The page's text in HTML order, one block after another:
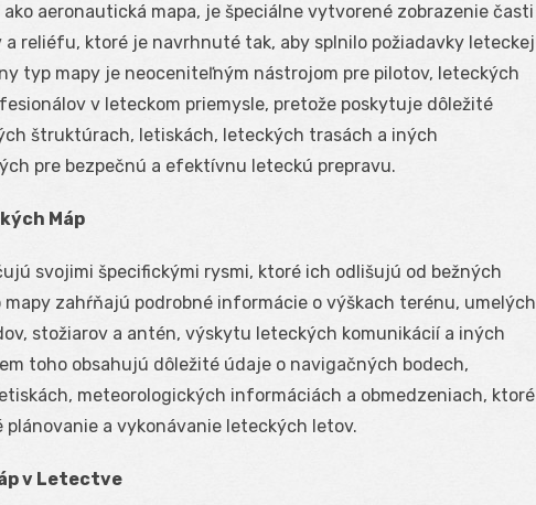
aeronautická mapa, je špeciálne vytvorené zobrazenie časti
a reliéfu, ktoré je navrhnuté tak, aby splnilo požiadavky leteckej
typ mapy je neoceniteľným nástrojom pre pilotov, leteckých
v leteckom priemysle, pretože poskytuje dôležité
štruktúrach, letiskách, leteckých trasách a iných
pre bezpečnú a efektívnu leteckú prepravu.
Máp
svojimi špecifickými rysmi, ktoré ich odlišujú od bežných
mapy zahŕňajú podrobné informácie o výškach terénu, umelých
stožiarov a antén, výskytu leteckých komunikácií a iných
toho obsahujú dôležité údaje o navigačných bodech,
meteorologických informáciách a obmedzeniach, ktoré
plánovanie a vykonávanie leteckých letov.
v Letectve